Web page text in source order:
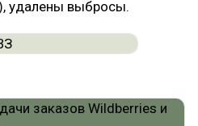
удалены выбросы.